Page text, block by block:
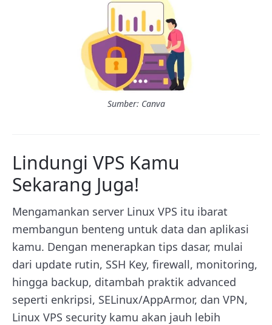
Sumber: Canva
Lindungi VPS Kamu
Sekarang Juga!
Mengamankan server Linux VPS itu ibarat
membangun benteng untuk data dan aplikasi
kamu. Dengan menerapkan tips dasar, mulai
dari update rutin, SSH Key, firewall, monitoring,
hingga backup, ditambah praktik advanced
seperti enkripsi, SELinux/AppArmor, dan VPN,
Linux VPS security kamu akan jauh lebih